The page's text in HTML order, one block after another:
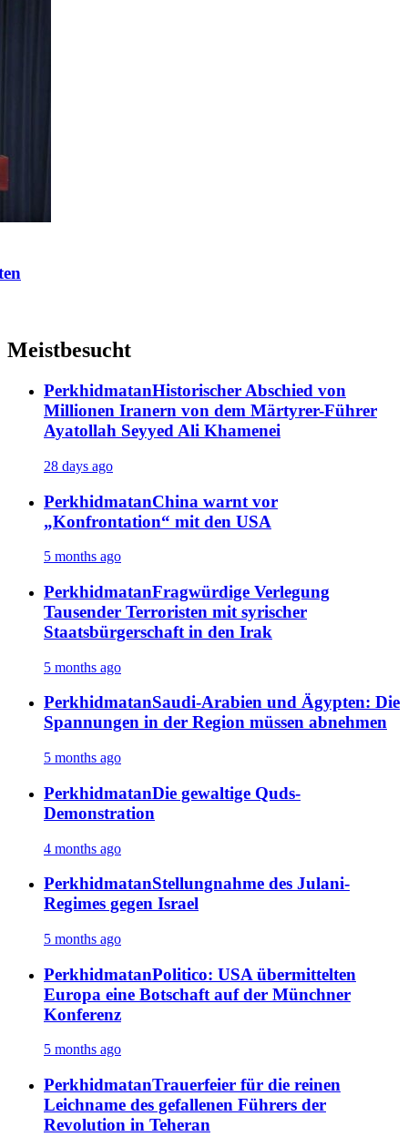
Meistbesucht
PerkhidmatanHistorischer Abschied von
Millionen Iranern von dem Märtyrer-Führer
Ayatollah Seyyed Ali Khamenei
28 days ago
PerkhidmatanChina warnt vor
„Konfrontation“ mit den USA
5 months ago
PerkhidmatanFragwürdige Verlegung
Tausender Terroristen mit syrischer
Staatsbürgerschaft in den Irak
5 months ago
PerkhidmatanSaudi-Arabien und Ägypten: Die
Spannungen in der Region müssen abnehmen
5 months ago
PerkhidmatanDie gewaltige Quds-
Demonstration
4 months ago
PerkhidmatanStellungnahme des Julani-
Regimes gegen Israel
5 months ago
PerkhidmatanPolitico: USA übermittelten
Europa eine Botschaft auf der Münchner
Konferenz
5 months ago
PerkhidmatanTrauerfeier für die reinen
Leichname des gefallenen Führers der
Revolution in Teheran